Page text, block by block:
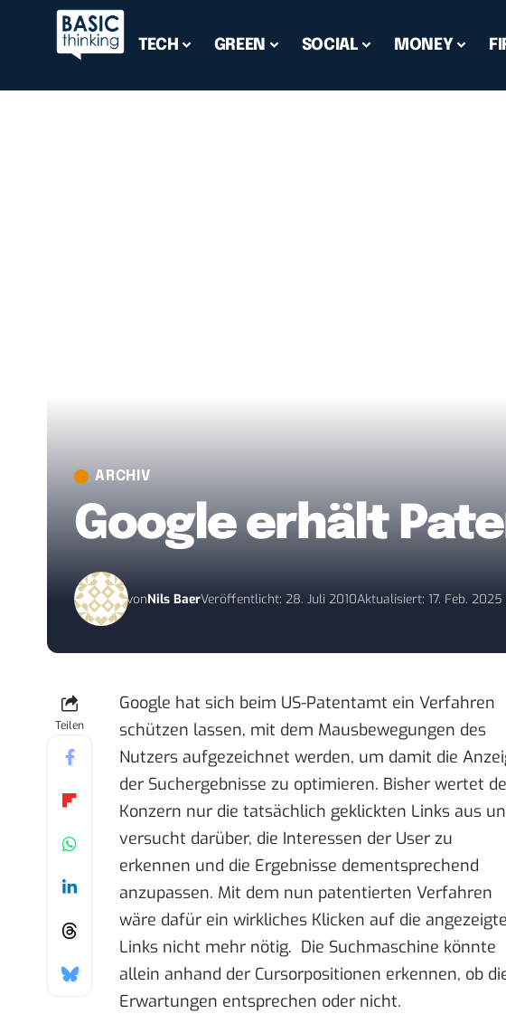
TECH GREEN SOCIAL MONEY
ARCHIV
Google erhält
vonNils BaerVeröffentlicht: 28. Juli 2010Aktualisiert: 17. Feb. 2025
Teilen
Google hat sich beim US-Patentamt ein Verfahren
schützen lassen, mit dem Mausbewegungen des
Nutzers aufgezeichnet werden, um damit die
der Suchergebnisse zu optimieren. Bisher wertet
Konzern nur die tatsächlich geklickten Links aus
versucht darüber, die Interessen der User zu
erkennen und die Ergebnisse dementsprechend
anzupassen. Mit dem nun patentierten Verfahren
wäre dafür ein wirkliches Klicken auf die
Links nicht mehr nötig. Die Suchmaschine könnte
allein anhand der Cursorpositionen erkennen, ob
Erwartungen entsprechen oder nicht.